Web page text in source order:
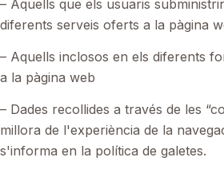
– Aquells que els usuaris
diferents serveis oferts a la pàgina
– Aquells inclosos en els diferents
a la pàgina web
– Dades recollides a través de les
millora de l'experiència de la
s'informa en la política de galetes.